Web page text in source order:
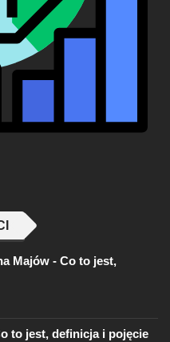
Majów - Co to jest,
to jest, definicja i pojęcie